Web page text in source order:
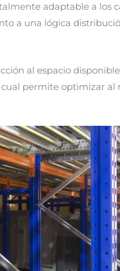
adaptable a los
a una lógica
al espacio
permite optimizar al